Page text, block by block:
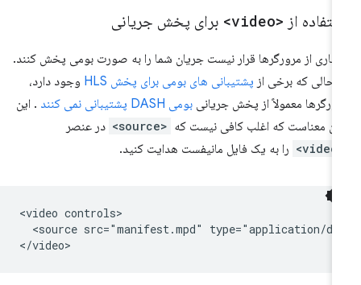
از <video> برای پخش جریانی
از مرورگرها قرار نیست جریان شما را به صورت بومی پخش کنند.
حالی که برخی از پشتیبانی های بومی برای پخش HLS
وجود دارد،
معمولاً از پخش جریانیبومی DASH پشتیبانی نمی کنند
. این
معناست که اغلب کافی نیست که <source> در عنصر
را به یک فایل مانیفست هدایت کنید.
<video controls>
<source src="manifest.mpd" type="application/